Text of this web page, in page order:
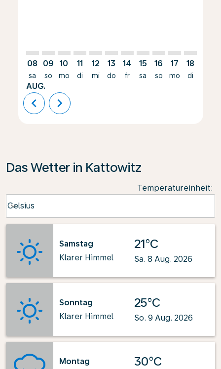
08
sa
AUG.
09
so
10
mo
11
di
12
mi
13
do
14
fr
15
sa
16
so
17
mo
18
di
chevron_left chevron_right
Das Wetter in Kattowitz
Temperatureinheit:
Celsius
keyboard_arrow_down
Samstag
Klarer Himmel
21°C
Sa. 8 Aug. 2026
Sonntag
Klarer Himmel
25°C
So. 9 Aug. 2026
Montag
30°C